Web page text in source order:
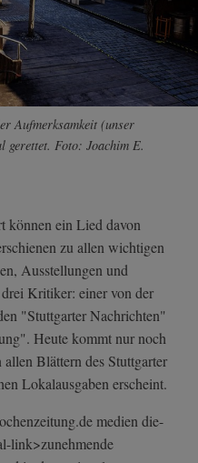
Aufmerksamkeit (unser
gerettet. Foto: Joachim E.
können ein Lied davon
zu allen wichtigen
Ausstellungen und
Kritiker: einer von der
"Stuttgarter Nachrichten"
Heute kommt nur noch
Blättern des Stuttgarter
Lokalausgaben erscheint.
medien die-
link>zunehmende